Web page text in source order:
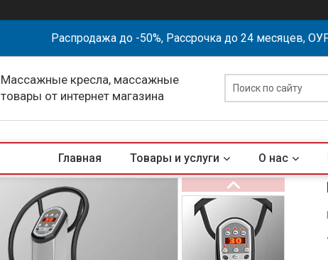
Распродажа до -50%, Рассрочка до 24 месяцев,
Массажные кресла, массажные
товары от интернет магазина
Главная Товары и услуги О нас